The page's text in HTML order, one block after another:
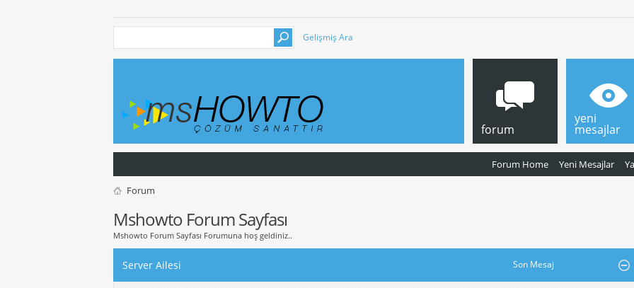
Gelişmiş Ara
forum
Forum Home Yeni Mesajlar
yeni
mesajlar
Forum
Mshowto Forum Sayfası
Mshowto Forum Sayfası Forumuna hoş geldiniz..
Server Ailesi Son Mesaj